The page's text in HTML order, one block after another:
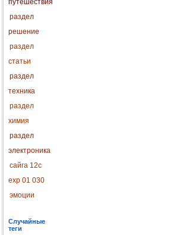
путешествия
раздел
решение
раздел
статьи
раздел
техника
раздел
химия
раздел
электроника
сайга 12с
exp 01 030
эмоции
Случайные
теги